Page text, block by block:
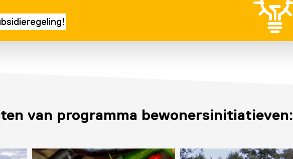
van programma bewonersinitiatieven: